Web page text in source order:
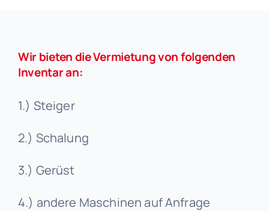
Wir bieten die Vermietung von folgenden
Inventar an:
1.) Steiger
2.) Schalung
3.) Gerüst
4.) andere Maschinen auf Anfrage